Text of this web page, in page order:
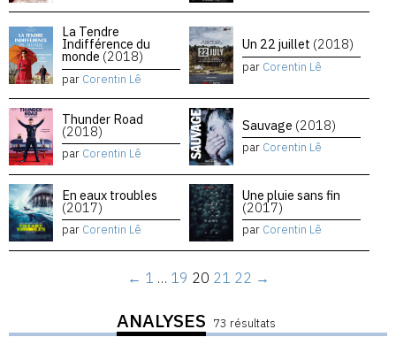
La Tendre
Indifférence du
monde (2018)
par Corentin Lê
Un 22 juillet (2018)
par Corentin Lê
Thunder Road
(2018)
par Corentin Lê
Sauvage (2018)
par Corentin Lê
En eaux troubles
(2017)
par Corentin Lê
Une pluie sans fin
(2017)
par Corentin Lê
← 1 … 19 20 21 22 →
ANALYSES 73 résultats